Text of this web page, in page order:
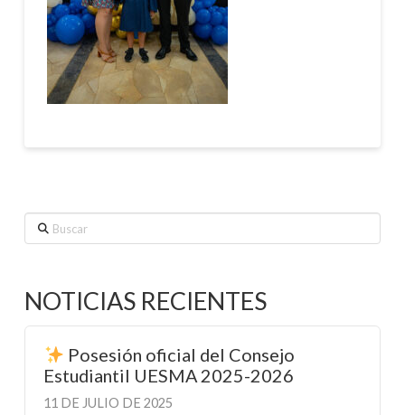
Buscar
NOTICIAS RECIENTES
Posesión oficial del Consejo
Estudiantil UESMA 2025-2026
11 DE JULIO DE 2025